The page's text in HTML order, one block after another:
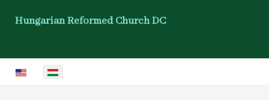
Hungarian Reformed Church DC
Válasszon nyelvet